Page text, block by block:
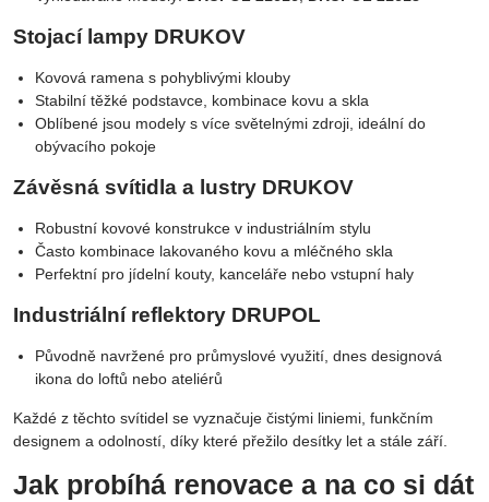
Stojací lampy DRUKOV
Kovová ramena s pohyblivými klouby
Stabilní těžké podstavce, kombinace kovu a skla
Oblíbené jsou modely s více světelnými zdroji, ideální do
obývacího pokoje
Závěsná svítidla a lustry DRUKOV
Robustní kovové konstrukce v industriálním stylu
Často kombinace lakovaného kovu a mléčného skla
Perfektní pro jídelní kouty, kanceláře nebo vstupní haly
Industriální reflektory DRUPOL
Původně navržené pro průmyslové využití, dnes designová
ikona do loftů nebo ateliérů
Každé z těchto svítidel se vyznačuje čistými liniemi, funkčním
designem a odolností, díky které přežilo desítky let a stále září.
Jak probíhá renovace a na co si dát